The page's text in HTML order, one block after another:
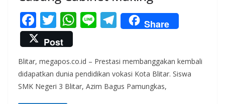
F
ac
e
b
o
T
w
itt
er
W
s
A
Li T
el
gr
a
Share
Post
Blitar, megapos.co.id – Prestasi membanggakan kembali
didapatkan dunia pendidikan vokasi Kota Blitar. Siswa
SMK Negeri 3 Blitar, Azim Bagus Pamungkas,